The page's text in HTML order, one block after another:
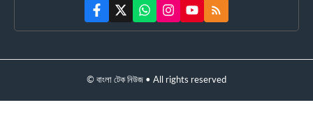
© বাংলা টেক নিউজ • All rights reserved